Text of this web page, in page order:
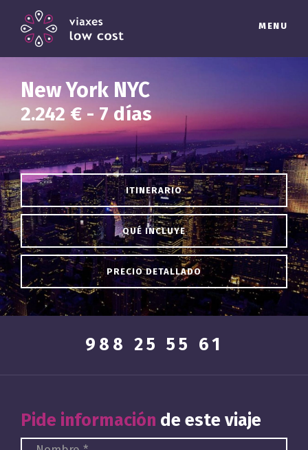
New York NYC
2.242 € - 7 días
ITINERARIO
QUÉ INCLUYE
PRECIO DETALLADO
Pide información de este viaje
988 25 55 61
MENU